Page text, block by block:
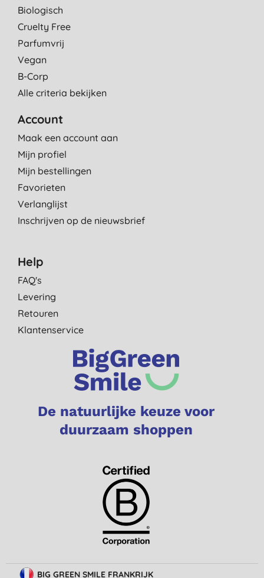
Biologisch
Cruelty Free
Parfumvrij
Vegan
B-Corp
Alle criteria bekijken
Account
Maak een account aan
Mijn profiel
Mijn bestellingen
Favorieten
Verlanglijst
Inschrijven op de nieuwsbrief
Help
FAQ's
Levering
Retouren
Klantenservice
De natuurlijke keuze voor
duurzaam shoppen
BIG GREEN SMILE FRANKRIJK